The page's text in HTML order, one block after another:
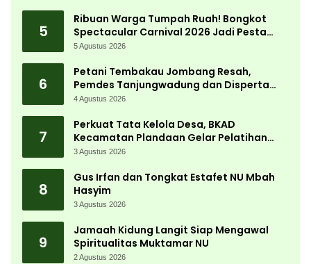
5
Ribuan Warga Tumpah Ruah! Bongkot
Spectacular Carnival 2026 Jadi Pesta
Kemerdekaan Terbesar di Peterongan
5 Agustus 2026
6
Petani Tembakau Jombang Resah,
Pemdes Tanjungwadung dan Disperta
Bergerak Cepat
4 Agustus 2026
7
Perkuat Tata Kelola Desa, BKAD
Kecamatan Plandaan Gelar Pelatihan
Aparatur Pemdes
3 Agustus 2026
8
Gus Irfan dan Tongkat Estafet NU Mbah
Hasyim
3 Agustus 2026
9
Jamaah Kidung Langit Siap Mengawal
Spiritualitas Muktamar NU
2 Agustus 2026